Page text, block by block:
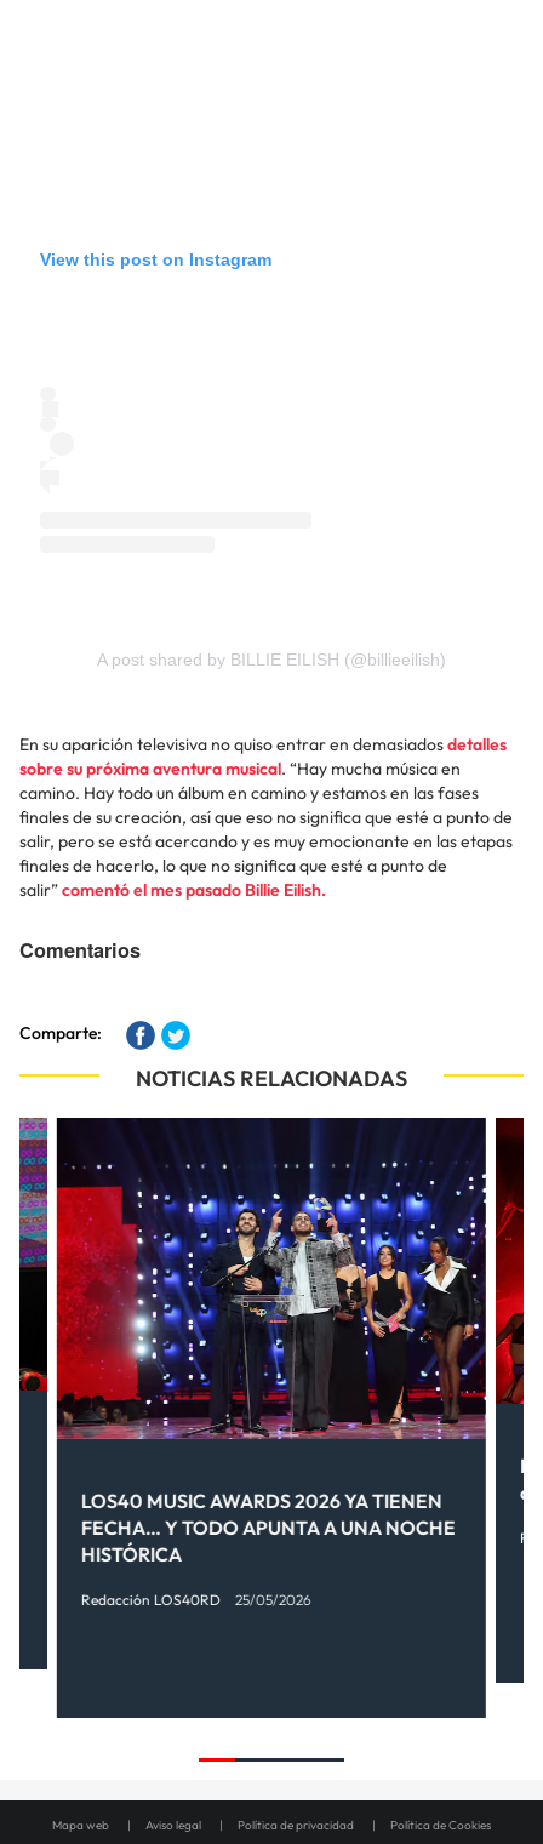
View this post on Instagram
A post shared by BILLIE EILISH (@billieeilish)
En su aparición televisiva no quiso entrar en demasiadosdetalles
sobre su próxima aventura musical. “Hay mucha música en
camino. Hay todo un álbum en camino y estamos en las fases
finales de su creación, así que eso no significa que esté a punto de
salir, pero se está acercando y es muy emocionante en las etapas
finales de hacerlo, lo que no significa que esté a punto de
salir”comentó el mes pasado Billie Eilish.
Comentarios
Comparte:
NOTICIAS RELACIONADAS
LOS40 MUSIC AWARDS 2026 YA TIENEN
FECHA… Y TODO APUNTA A UNA NOCHE
HISTÓRICA
Redacción LOS40RD 25/05/2026
Mapa web Aviso legal Política de privacidad Política de Cookies